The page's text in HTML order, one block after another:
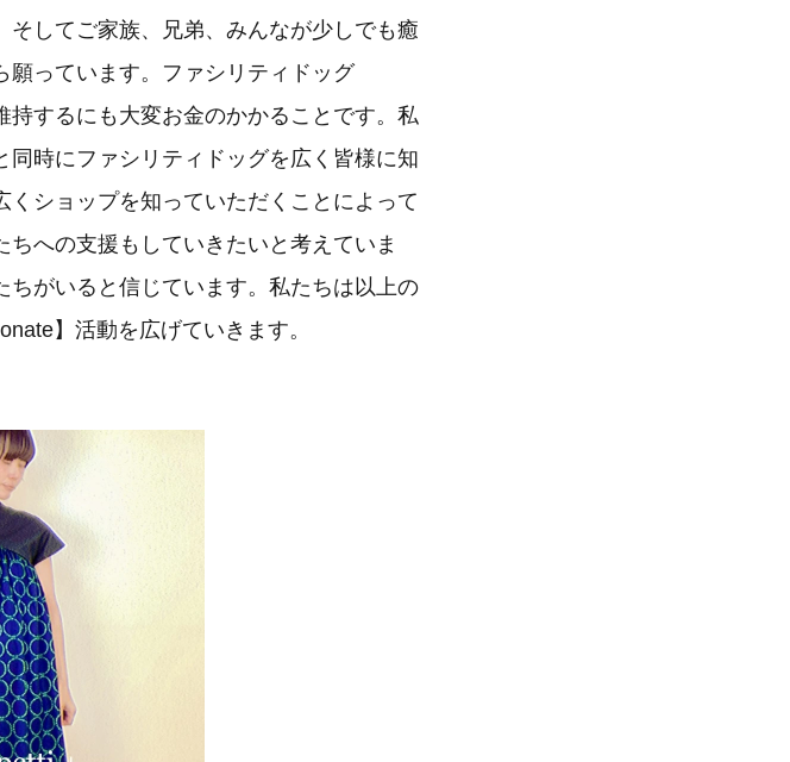
してご家族、兄弟、みんなが少しでも癒
願っています。ファシリティドッグ
するにも大変お金のかかることです。私
時にファシリティドッグを広く皆様に知
ショップを知っていただくことによって
への支援もしていきたいと考えていま
がいると信じています。私たちは以上の
】活動を広げていきます。